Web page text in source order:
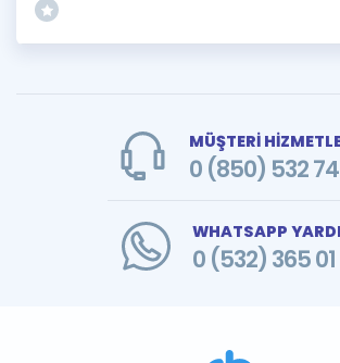
MÜŞTERİ
0 (850) 532
WHATSAPP
0 (532) 365